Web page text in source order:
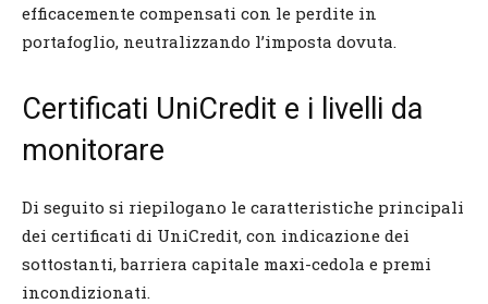
efficacemente compensati con le perdite in
portafoglio, neutralizzando l’imposta dovuta.
Certificati UniCredit e i livelli da
monitorare
Di seguito si riepilogano le caratteristiche principali
dei certificati di UniCredit, con indicazione dei
sottostanti, barriera capitale maxi-cedola e premi
incondizionati.